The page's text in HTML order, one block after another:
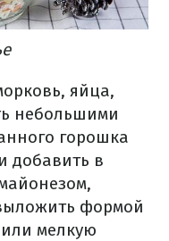
яйца,
небольшими
горошка
добавить в
формой
мелкую